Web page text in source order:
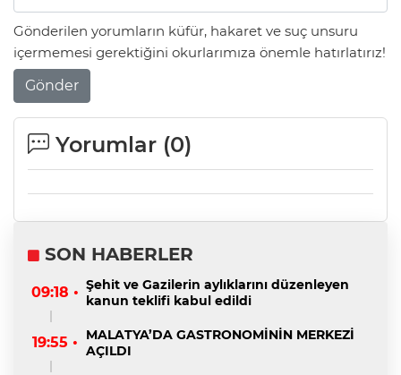
Gönderilen yorumların küfür, hakaret ve suç unsuru
içermemesi gerektiğini okurlarımıza önemle hatırlatırız!
Gönder
Yorumlar (0)
SON HABERLER
09:18 • Şehit ve Gazilerin aylıklarını düzenleyen
kanun teklifi kabul edildi
19:55 •
MALATYA’DA GASTRONOMİNİN MERKEZİ
AÇILDI